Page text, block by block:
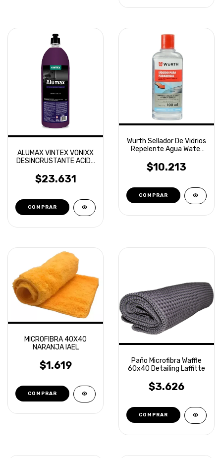
ALUMAX VINTEX VONIXX
DESINCRUSTANTE ACIDO
$23.631
Wurth Sellador De Vidrios
Repelente Agua Water
$10.213
MICROFIBRA 40X40
NARANJA IAEL
$1.619
Paño Microfibra Waffle
60x40 Detailing Laffitte
$3.626